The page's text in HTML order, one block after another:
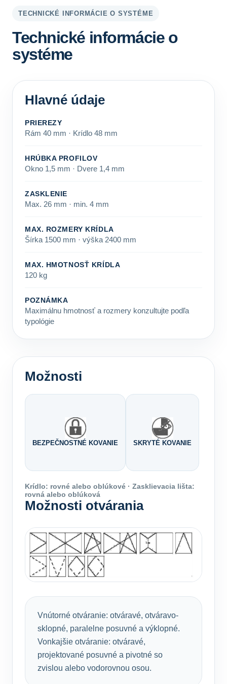
TECHNICKÉ INFORMÁCIE O SYSTÉME
Technické informácie o
systéme
Hlavné údaje
PRIEREZY
Rám 40 mm · Krídlo 48 mm
HRÚBKA PROFILOV
Okno 1,5 mm · Dvere 1,4 mm
ZASKLENIE
Max. 26 mm · min. 4 mm
MAX. ROZMERY KRÍDLA
Šírka 1500 mm · výška 2400 mm
MAX. HMOTNOSŤ KRÍDLA
120 kg
POZNÁMKA
Maximálnu hmotnosť a rozmery konzultujte podľa
typológie
Možnosti
BEZPEČNOSTNÉ KOVANIE SKRYTÉ KOVANIE
Krídlo: rovné alebo oblúkové · Zasklievacia lišta:
rovná alebo oblúková
Možnosti otvárania
Vnútorné otváranie: otváravé, otváravo-
sklopné, paralelne posuvné a výklopné.
Vonkajšie otváranie: otváravé,
projektované posuvné a pivotné so
zvislou alebo vodorovnou osou.